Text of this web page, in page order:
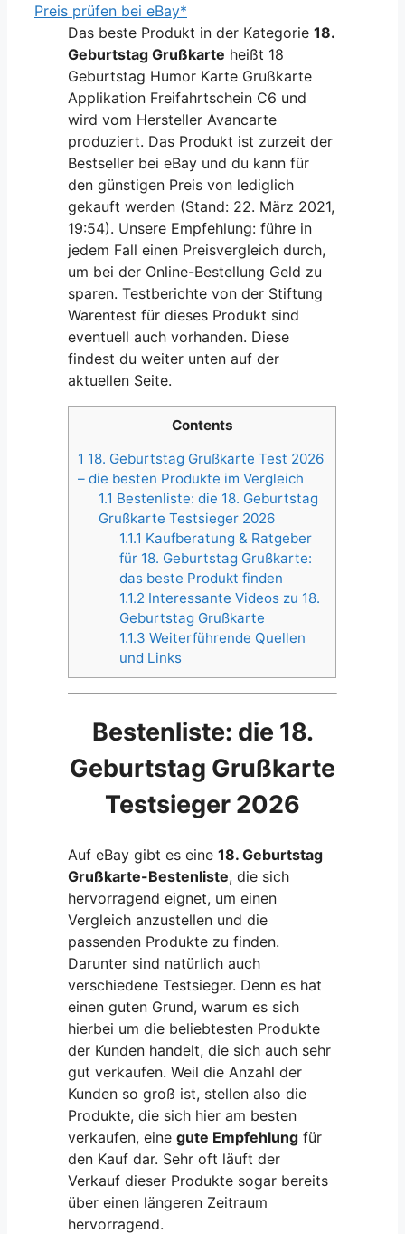
Preis prüfen bei eBay*
Das beste Produkt in der Kategorie18.
Geburtstag Grußkarte heißt 18
Geburtstag Humor Karte Grußkarte
Applikation Freifahrtschein C6 und
wird vom Hersteller Avancarte
produziert. Das Produkt ist zurzeit der
Bestseller bei eBay und du kann für
den günstigen Preis von lediglich
gekauft werden (Stand: 22. März 2021,
19:54). Unsere Empfehlung: führe in
jedem Fall einen Preisvergleich durch,
um bei der Online-Bestellung Geld zu
sparen. Testberichte von der Stiftung
Warentest für dieses Produkt sind
eventuell auch vorhanden. Diese
findest du weiter unten auf der
aktuellen Seite.
Contents
1 18. Geburtstag Grußkarte Test 2026
– die besten Produkte im Vergleich
1.1 Bestenliste: die 18. Geburtstag
Grußkarte Testsieger 2026
1.1.1 Kaufberatung & Ratgeber
für 18. Geburtstag Grußkarte:
das beste Produkt finden
1.1.2 Interessante Videos zu 18.
Geburtstag Grußkarte
1.1.3 Weiterführende Quellen
und Links
Bestenliste: die 18.
Geburtstag Grußkarte
Testsieger 2026
Auf eBay gibt es eine18. Geburtstag
Grußkarte-Bestenliste, die sich
hervorragend eignet, um einen
Vergleich anzustellen und die
passenden Produkte zu finden.
Darunter sind natürlich auch
verschiedene Testsieger. Denn es hat
einen guten Grund, warum es sich
hierbei um die beliebtesten Produkte
der Kunden handelt, die sich auch sehr
gut verkaufen. Weil die Anzahl der
Kunden so groß ist, stellen also die
Produkte, die sich hier am besten
verkaufen, einegute Empfehlung für
den Kauf dar. Sehr oft läuft der
Verkauf dieser Produkte sogar bereits
über einen längeren Zeitraum
hervorragend.